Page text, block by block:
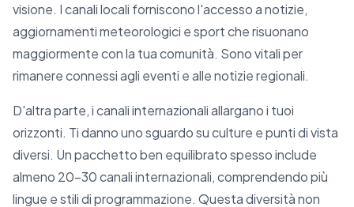
visione. I canali locali forniscono l'accesso a notizie,
aggiornamenti meteorologici e sport che risuonano
maggiormente con la tua comunità. Sono vitali per
rimanere connessi agli eventi e alle notizie regionali.
D'altra parte, i canali internazionali allargano i tuoi
orizzonti. Ti danno uno sguardo su culture e punti di vista
diversi. Un pacchetto ben equilibrato spesso include
almeno 20-30 canali internazionali, comprendendo più
lingue e stili di programmazione. Questa diversità non